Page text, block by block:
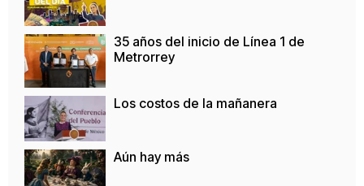
35 años del inicio de Línea 1 de
Metrorrey
Los costos de la mañanera
Aún hay más